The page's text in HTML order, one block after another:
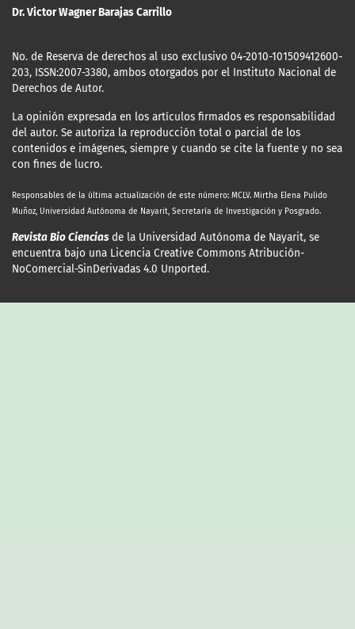
Dr. Victor Wagner Barajas Carrillo
No. de Reserva de derechos al uso exclusivo 04-2010-101509412600-
203, ISSN:2007-3380, ambos otorgados por el Instituto Nacional de
Derechos de Autor.
La opinión expresada en los artículos firmados es responsabilidad
del autor. Se autoriza la reproducción total o parcial de los
contenidos e imágenes, siempre y cuando se cite la fuente y no sea
con fines de lucro.
Responsables de la última actualización de este número: MCLV. Mirtha Elena Pulido
Muñoz, Universidad Autónoma de Nayarit, Secretaría de Investigación y Posgrado.
Revista Bio Ciencias de la Universidad Autónoma de Nayarit, se
encuentra bajo una Licencia Creative Commons Atribución-
NoComercial-SinDerivadas 4.0 Unported.